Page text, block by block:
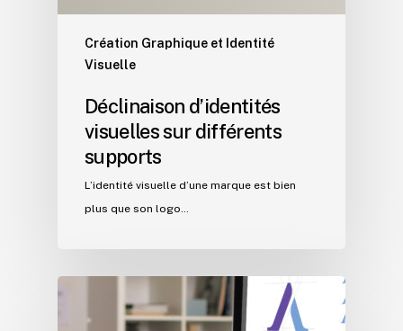
Création Graphique et Identité
Visuelle
Déclinaison d’identités
visuelles sur différents
supports
L’identité visuelle d’une marque est bien
plus que son logo…